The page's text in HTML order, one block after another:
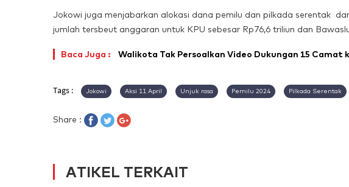
Jokowi juga menjabarkan alokasi dana pemilu dan pilkada serentak
jumlah tersbeut anggaran untuk KPU sebesar Rp76,6 triliun dan
Baca Juga : Walikota Tak Persoalkan Video Dukungan 15 Camat
Tags : Jokowi Aksi 11 April Unjuk rasa Pemilu 2024 Pilkada Serentak
Share :
ATIKEL TERKAIT